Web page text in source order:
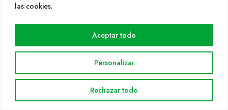
las cookies.
Personalizar
Rechazar todo
Aceptar todo
Iris germanica acapulco gold